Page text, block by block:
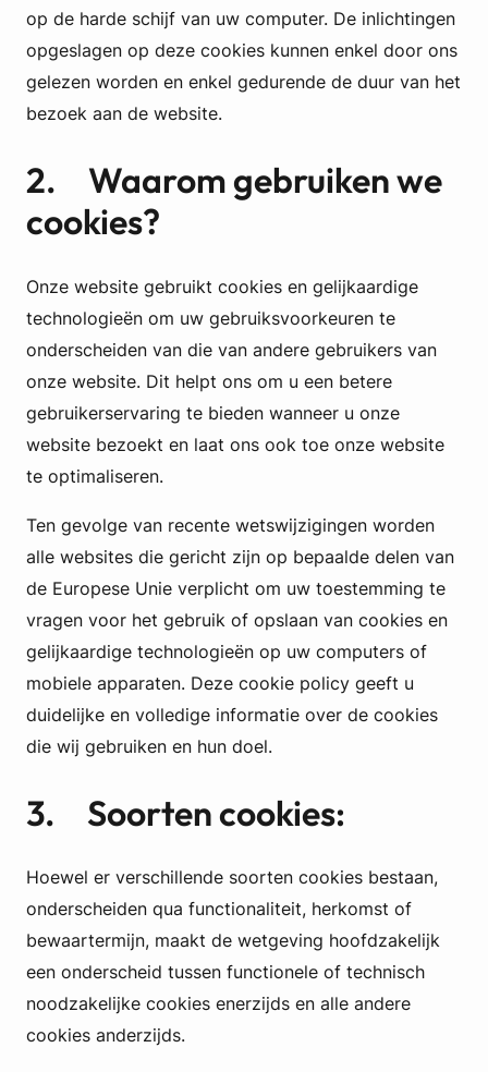
op de harde schijf van uw computer. De inlichtingen
opgeslagen op deze cookies kunnen enkel door ons
gelezen worden en enkel gedurende de duur van het
bezoek aan de website.
2. Waarom gebruiken we
cookies?
Onze website gebruikt cookies en gelijkaardige
technologieën om uw gebruiksvoorkeuren te
onderscheiden van die van andere gebruikers van
onze website. Dit helpt ons om u een betere
gebruikerservaring te bieden wanneer u onze
website bezoekt en laat ons ook toe onze website
te optimaliseren.
Ten gevolge van recente wetswijzigingen worden
alle websites die gericht zijn op bepaalde delen van
de Europese Unie verplicht om uw toestemming te
vragen voor het gebruik of opslaan van cookies en
gelijkaardige technologieën op uw computers of
mobiele apparaten. Deze cookie policy geeft u
duidelijke en volledige informatie over de cookies
die wij gebruiken en hun doel.
3. Soorten cookies:
Hoewel er verschillende soorten cookies bestaan,
onderscheiden qua functionaliteit, herkomst of
bewaartermijn, maakt de wetgeving hoofdzakelijk
een onderscheid tussen functionele of technisch
noodzakelijke cookies enerzijds en alle andere
cookies anderzijds.